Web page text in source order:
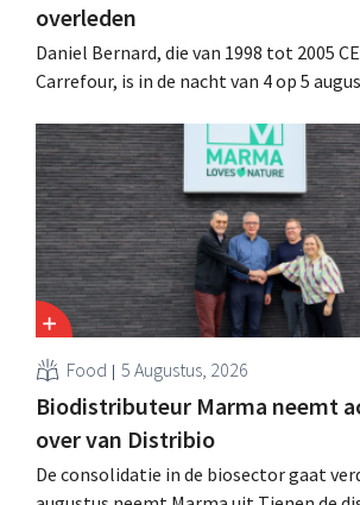
overleden
Daniel Bernard, die van 1998 tot 2005
Carrefour, is in de nacht van 4 op 5
retailer, realiseerde de fusie met
toenmalig Belgisch marktleider GB
Food 5 Augustus, 2026
Biodistributeur Marma neemt
over van Distribio
De consolidatie in de biosector gaat